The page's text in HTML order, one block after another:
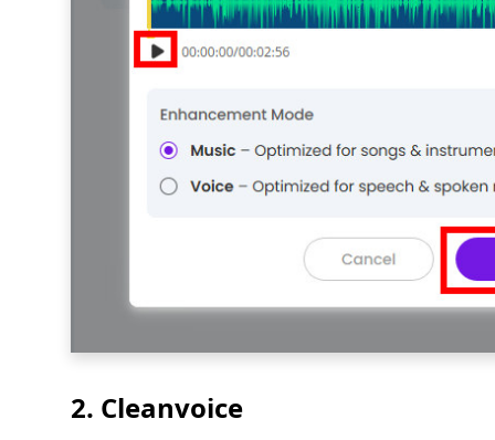
2. Cleanvoice